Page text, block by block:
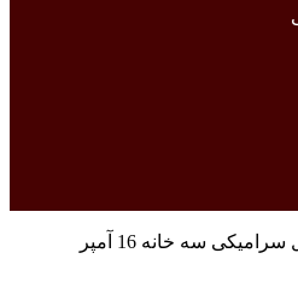
سه خانه 16 آمپر